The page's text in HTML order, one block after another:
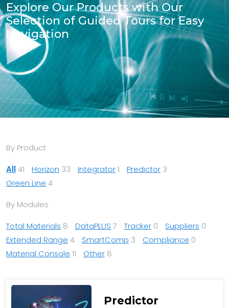
Explore Our Products with Our
Selection of Guided Tours for Easy
Navigation
By Product
All41 Horizon 33 Integrator1 Predictor 3
Green Line 4
By Modules
Total Materials 8 DataPLUS 7 Tracker 0 Suppliers 0
Extended Range 4 SmartComp 3 Compliance 0
Material Console 11 Other 8
Predictor